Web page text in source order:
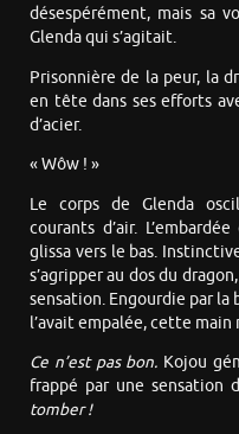
désespérément, mais sa
Glenda qui s’agitait.
Prisonnière de la peur, la
en tête dans ses efforts
d’acier.
« Wôw ! »
Le corps de Glenda
courants d’air.
glissa vers le bas.
s’agripper au dos du
sensation. Engourdie par la
l’avait empalée, cette main
Ce n’est pas bon. Kojou
frappé par une sensation
tomber !